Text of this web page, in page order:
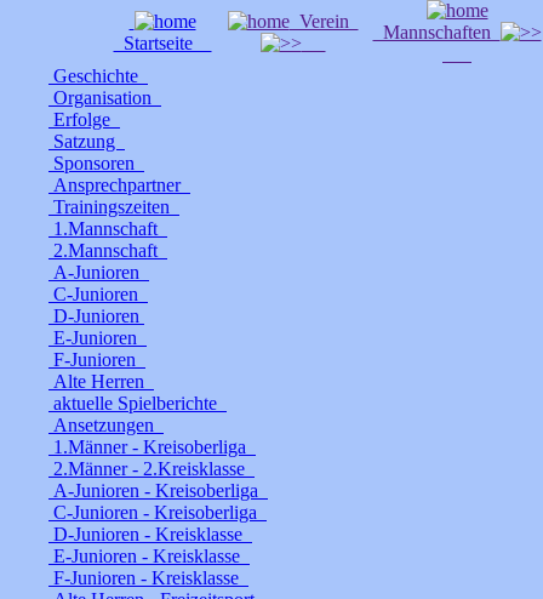
Startseite
Verein
Mannschaften
Geschichte
Organisation
Erfolge
Satzung
Sponsoren
Ansprechpartner
Trainingszeiten
1.Mannschaft
2.Mannschaft
A-Junioren
C-Junioren
D-Junioren
E-Junioren
F-Junioren
Alte Herren
aktuelle Spielberichte
Ansetzungen
1.Männer - Kreisoberliga
2.Männer - 2.Kreisklasse
A-Junioren - Kreisoberliga
C-Junioren - Kreisoberliga
D-Junioren - Kreisklasse
E-Junioren - Kreisklasse
F-Junioren - Kreisklasse